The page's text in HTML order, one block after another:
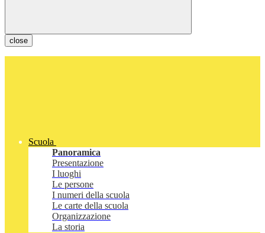
close
Scuola
Panoramica
Presentazione
I luoghi
Le persone
I numeri della scuola
Le carte della scuola
Organizzazione
La storia